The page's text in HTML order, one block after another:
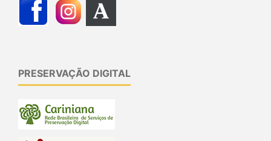
PRESERVAÇÃO DIGITAL